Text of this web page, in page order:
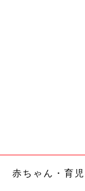
赤ちゃん・育